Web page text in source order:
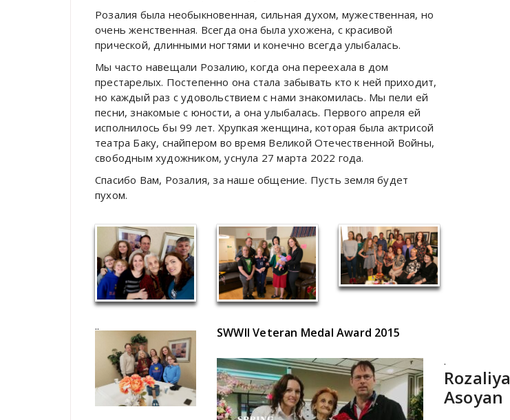
Розалия была необыкновенная, сильная духом, мужественная, но
очень женственная. Всегда она была ухожена, с красивой
прической, длинными ногтями и конечно всегда улыбалась.
Мы часто навещали Розалию, когда она переехала в дом
престарелых. Постепенно она стала забывать кто к ней приходит,
но каждый раз с удовольствием с нами знакомилась. Мы пели ей
песни, знакомые с юности, а она улыбалась. Первого апреля ей
исполнилось бы 99 лет. Хрупкая женщина, которая была актрисой
театра Баку, снайпером во время Великой Отечественной Войны,
свободным художником, уснула 27 марта 2022 года.
Спасибо Вам, Розалия, за наше общение. Пусть земля будет
пухом.
.. SWWII Veteran Medal Award 2015
.
Rozaliya
Asoyan